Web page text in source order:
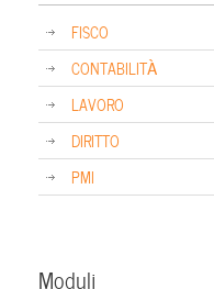
FISCO
CONTABILITÀ
LAVORO
DIRITTO
PMI
Moduli